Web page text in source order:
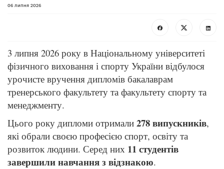
06 липня 2026
3 липня 2026 року в Національному університеті
фізичного виховання і спорту України відбулося
урочисте вручення дипломів бакалаврам
тренерського факультету та факультету спорту та
менеджменту.
Цього року дипломи отримали 278 випускників,
які обрали своєю професією спорт, освіту та
розвиток людини. Серед них 11 студентів
завершили навчання з відзнакою.